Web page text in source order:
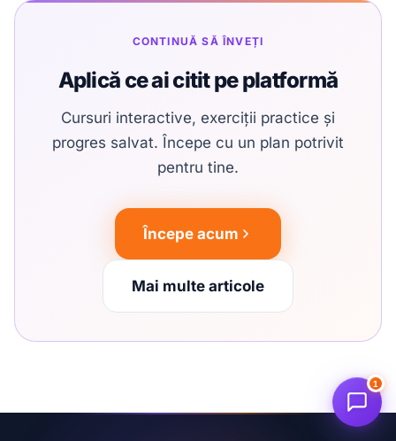
CONTINUĂ SĂ ÎNVEȚI
Aplică ce ai citit pe platformă
Cursuri interactive, exerciții practice și
progres salvat. Începe cu un plan potrivit
pentru tine.
Începe acum
Mai multe articole
1